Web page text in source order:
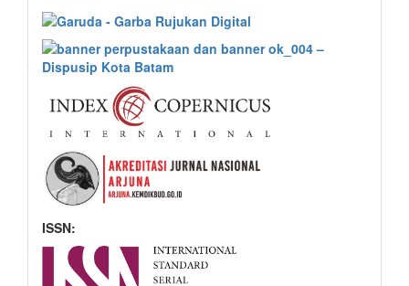
ISSN: